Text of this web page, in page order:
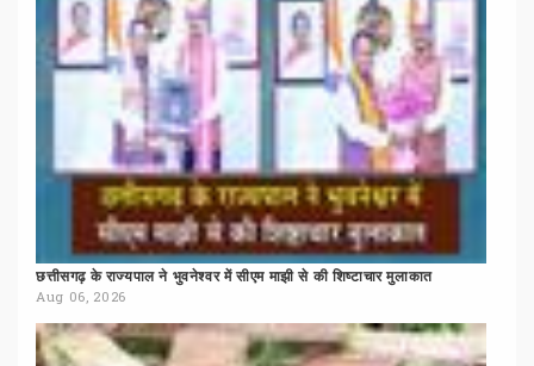
छत्तीसगढ़ के राज्यपाल ने भुवनेश्वर में सीएम माझी से की शिष्टाचार मुलाकात
Aug 06, 2026